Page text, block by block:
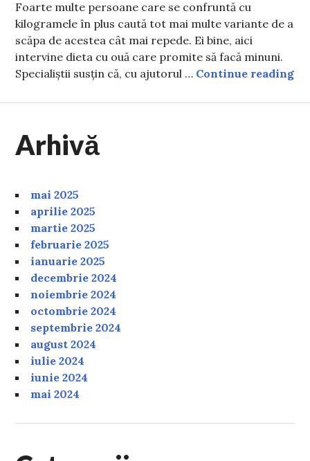
Foarte multe persoane care se confruntă cu
kilogramele în plus caută tot mai multe variante de a
scăpa de acestea cât mai repede. Ei bine, aici
intervine dieta cu ouă care promite să facă minuni.
Specialiștii susțin că, cu ajutorul … Continue reading
Arhivă
mai 2025
aprilie 2025
martie 2025
februarie 2025
ianuarie 2025
decembrie 2024
noiembrie 2024
octombrie 2024
septembrie 2024
august 2024
iulie 2024
iunie 2024
mai 2024